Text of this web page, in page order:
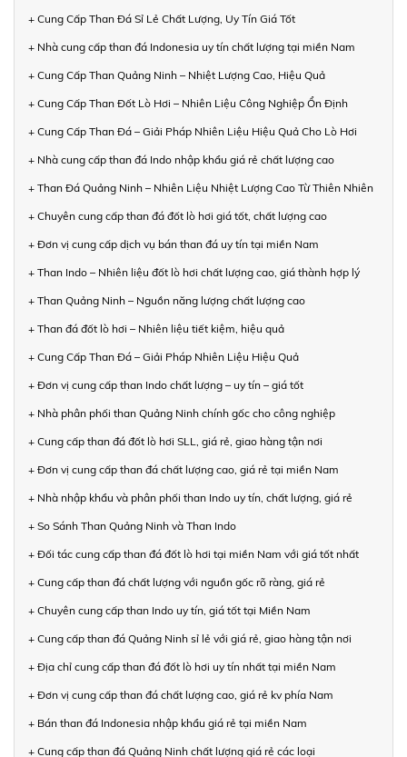
+ Cung Cấp Than Đá Sỉ Lẻ Chất Lượng, Uy Tín Giá Tốt
+ Nhà cung cấp than đá Indonesia uy tín chất lượng tại miền Nam
+ Cung Cấp Than Quảng Ninh – Nhiệt Lượng Cao, Hiệu Quả
+ Cung Cấp Than Đốt Lò Hơi – Nhiên Liệu Công Nghiệp Ổn Định
+ Cung Cấp Than Đá – Giải Pháp Nhiên Liệu Hiệu Quả Cho Lò Hơi
+ Nhà cung cấp than đá Indo nhập khẩu giá rẻ chất lượng cao
+ Than Đá Quảng Ninh – Nhiên Liệu Nhiệt Lượng Cao Từ Thiên Nhiên
+ Chuyên cung cấp than đá đốt lò hơi giá tốt, chất lượng cao
+ Đơn vị cung cấp dịch vụ bán than đá uy tín tại miền Nam
+ Than Indo – Nhiên liệu đốt lò hơi chất lượng cao, giá thành hợp lý
+ Than Quảng Ninh – Nguồn năng lượng chất lượng cao
+ Than đá đốt lò hơi – Nhiên liệu tiết kiệm, hiệu quả
+ Cung Cấp Than Đá – Giải Pháp Nhiên Liệu Hiệu Quả
+ Đơn vị cung cấp than Indo chất lượng – uy tín – giá tốt
+ Nhà phân phối than Quảng Ninh chính gốc cho công nghiệp
+ Cung cấp than đá đốt lò hơi SLL, giá rẻ, giao hàng tận nơi
+ Đơn vị cung cấp than đá chất lượng cao, giá rẻ tại miền Nam
+ Nhà nhập khẩu và phân phối than Indo uy tín, chất lượng, giá rẻ
+ So Sánh Than Quảng Ninh và Than Indo
+ Đối tác cung cấp than đá đốt lò hơi tại miền Nam với giá tốt nhất
+ Cung cấp than đá chất lượng với nguồn gốc rõ ràng, giá rẻ
+ Chuyên cung cấp than Indo uy tín, giá tốt tại Miền Nam
+ Cung cấp than đá Quảng Ninh sỉ lẻ với giá rẻ, giao hàng tận nơi
+ Địa chỉ cung cấp than đá đốt lò hơi uy tín nhất tại miền Nam
+ Đơn vị cung cấp than đá chất lượng cao, giá rẻ kv phía Nam
+ Bán than đá Indonesia nhập khẩu giá rẻ tại miền Nam
+ Cung cấp than đá Quảng Ninh chất lượng giá rẻ các loại